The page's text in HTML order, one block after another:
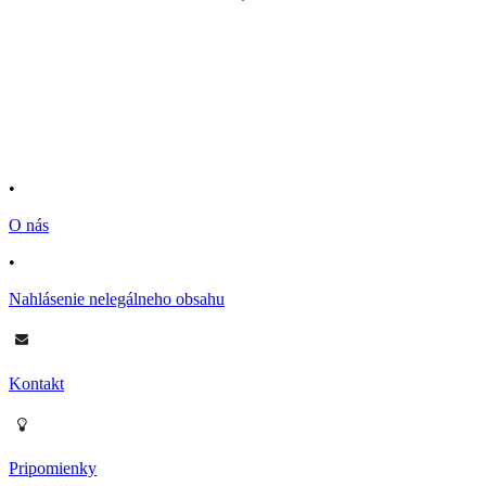
•
O nás
•
Nahlásenie nelegálneho obsahu
Kontakt
Pripomienky